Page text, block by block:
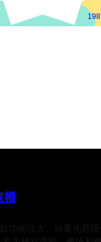
播
功能强大、轻量化且